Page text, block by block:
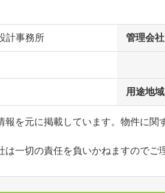
計事務所 管理会社
用途地域
報を元に掲載しています。物件に
一切の責任を負いかねますのでご